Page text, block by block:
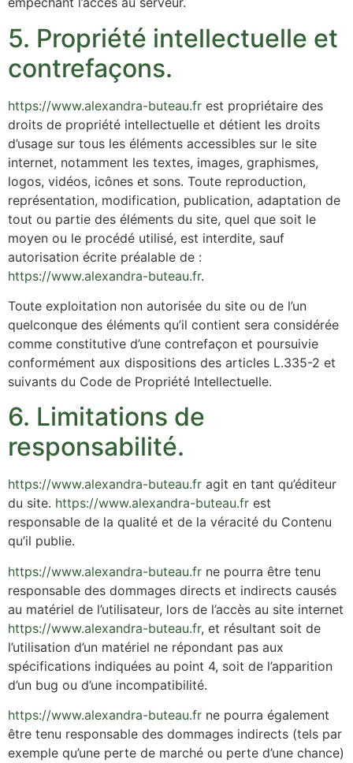
5. Propriété intellectuelle et
contrefaçons.
https://www.alexandra-buteau.fr est propriétaire des
droits de propriété intellectuelle et détient les droits
d’usage sur tous les éléments accessibles sur le site
internet, notamment les textes, images, graphismes,
logos, vidéos, icônes et sons. Toute reproduction,
représentation, modification, publication, adaptation de
tout ou partie des éléments du site, quel que soit le
moyen ou le procédé utilisé, est interdite, sauf
autorisation écrite préalable de :
https://www.alexandra-buteau.fr.
Toute exploitation non autorisée du site ou de l’un
quelconque des éléments qu’il contient sera considérée
comme constitutive d’une contrefaçon et poursuivie
conformément aux dispositions des articles L.335-2 et
suivants du Code de Propriété Intellectuelle.
6. Limitations de
responsabilité.
https://www.alexandra-buteau.fr agit en tant qu’éditeur
du site. https://www.alexandra-buteau.fr est
responsable de la qualité et de la véracité du Contenu
qu’il publie.
https://www.alexandra-buteau.fr ne pourra être tenu
responsable des dommages directs et indirects causés
au matériel de l’utilisateur, lors de l’accès au site internet
https://www.alexandra-buteau.fr, et résultant soit de
l’utilisation d’un matériel ne répondant pas aux
spécifications indiquées au point 4, soit de l’apparition
d’un bug ou d’une incompatibilité.
https://www.alexandra-buteau.fr ne pourra également
être tenu responsable des dommages indirects (tels par
exemple qu’une perte de marché ou perte d’une chance)